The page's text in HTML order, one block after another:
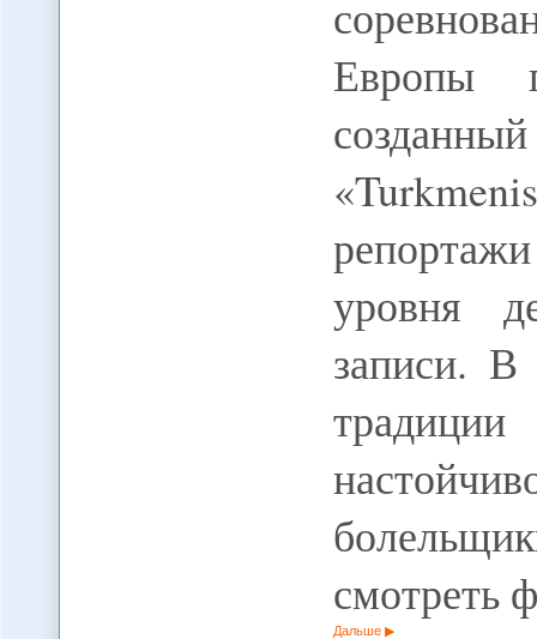
Европы
созданный
уровня
записи.
смотреть
Дальше